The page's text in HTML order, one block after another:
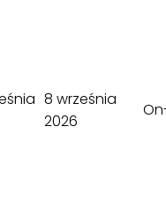
8 września
2026